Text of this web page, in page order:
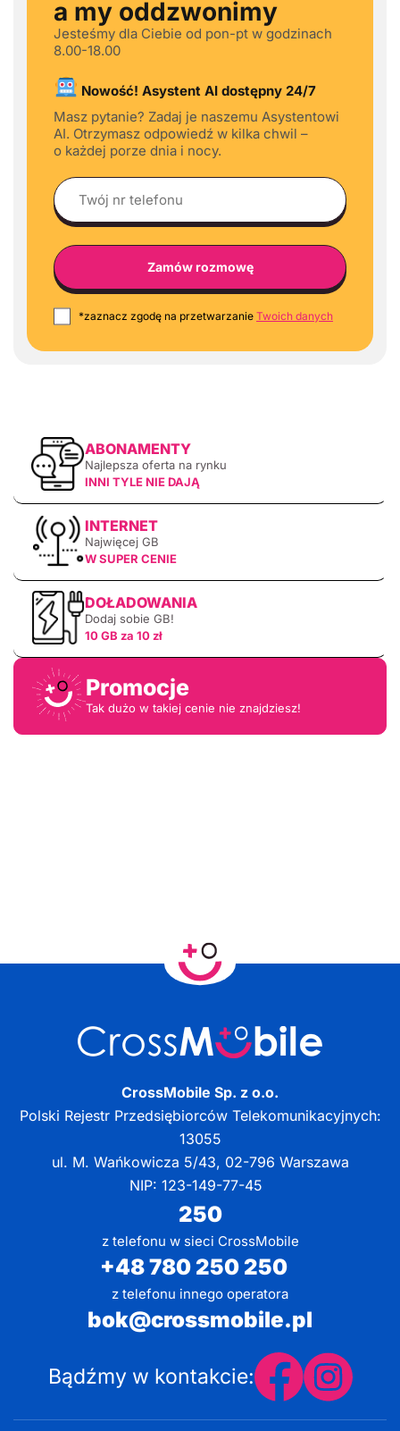
a my oddzwonimy
Jesteśmy dla Ciebie od pon-pt w godzinach
8.00-18.00
Nowość! Asystent AI dostępny 24/7
Masz pytanie? Zadaj je naszemu Asystentowi
AI. Otrzymasz odpowiedź w kilka chwil –
o każdej porze dnia i nocy.
*zaznacz zgodę na przetwarzanie Twoich danych
ABONAMENTY
Najlepsza oferta na rynku
INNI TYLE NIE DAJĄ
INTERNET
Najwięcej GB
W SUPER CENIE
DOŁADOWANIA
Dodaj sobie GB!
10 GB za 10 zł
Promocje
Tak dużo w takiej cenie nie znajdziesz!
CrossMobile Sp. z o.o.
Polski Rejestr Przedsiębiorców Telekomunikacyjnych:
13055
ul. M. Wańkowicza 5/43, 02-796 Warszawa
NIP: 123-149-77-45
250
z telefonu w sieci CrossMobile
+48 780 250 250
z telefonu innego operatora
bok@crossmobile.pl
Bądźmy w kontakcie: